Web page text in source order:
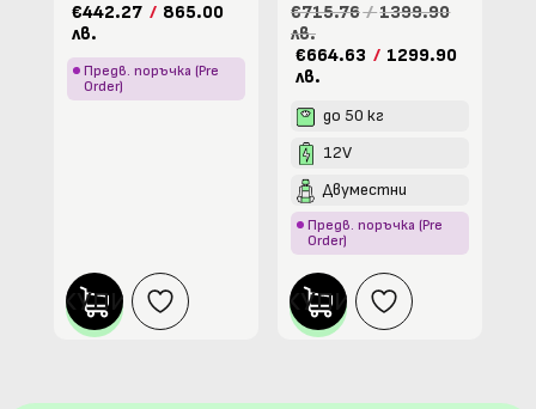
€442.27 / 865.00
лв.
Предв. поръчка (Pre
Order)
КУПИ
€715.76/1399.90
лв.
€664.63 / 1299.90
лв.
до 50 кг
12V
Двуместни
Предв. поръчка (Pre
Order)
КУПИ